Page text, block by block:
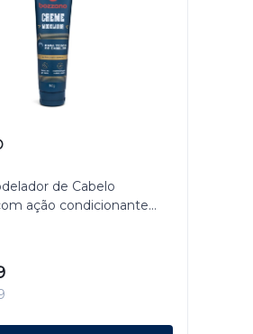
de Cabelo
ação condicionante